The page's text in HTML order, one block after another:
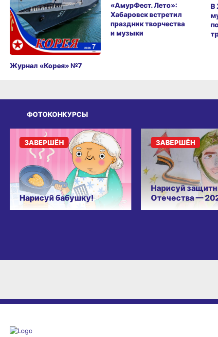
Журнал «Корея» №7
«АмурФест. Лето»:
Хабаровск встретил
праздник творчества
и музыки
В
ФОТОКОНКУРСЫ
Нарисуй бабушку!
ЗАВЕРШЁН
Нарисуй
Отечества —
ЗАВЕРШЁН